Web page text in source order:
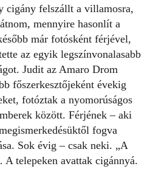
cigány felszállt a villamosra,
mennyire hasonlít a
már fotósként férjével,
az egyik legszínvonalasabb
Judit az Amaro Drom
főszerkesztőjeként évekig
fotóztak a nyomorúságos
között. Férjének – aki
fogva
Sok évig – csak neki. „A
telepeken avattak cigánnyá.